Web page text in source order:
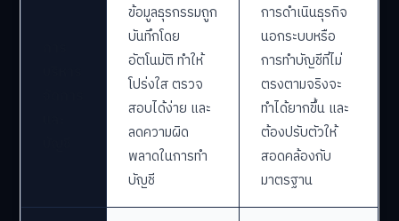
ข้อมูลธุรกรรมถูก
บันทึกโดย
อัตโนมัติ ทำให้
โปร่งใส ตรวจ
สอบได้ง่าย และ
ลดความผิด
พลาดในการทำ
บัญชี
การดำเนินธุรกิจ
นอกระบบหรือ
การทำบัญชีที่ไม่
ตรงตามจริงจะ
ทำได้ยากขึ้น และ
ต้องปรับตัวให้
สอดคล้องกับ
มาตรฐาน